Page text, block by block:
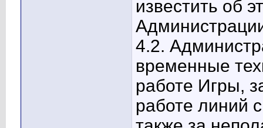
известить об
4.2.
временные
работе Игры,
работе линий